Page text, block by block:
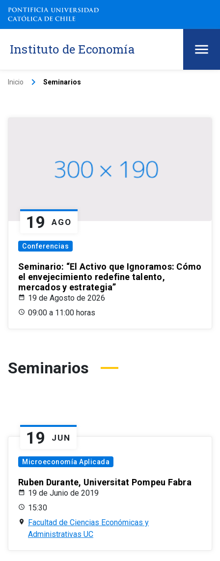
Instituto de Economía
Inicio keyboard_arrow_right Seminarios
19 AGO
Conferencias
Seminario: “El Activo que Ignoramos: Cómo
el envejecimiento redefine talento,
mercados y estrategia”
19 de Agosto de 2026
09:00 a 11:00 horas
Seminarios
19 JUN
Microeconomía Aplicada
Ruben Durante, Universitat Pompeu Fabra
19 de Junio de 2019
15:30
Facultad de Ciencias Económicas y
Administrativas UC